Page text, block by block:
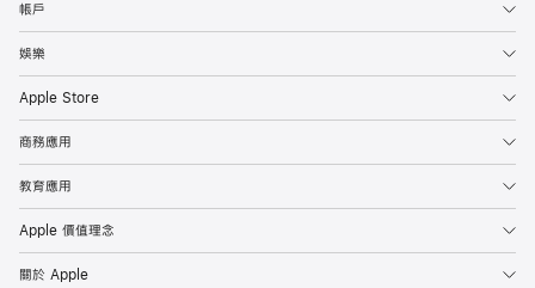
帳戶
娛樂
Apple Store
商務應用
教育應用
Apple 價值理念
關於 Apple